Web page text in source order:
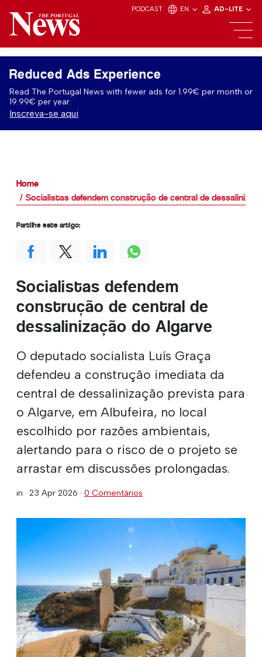
PODCAST EN AD-LITE
Reduced Ads Experience
Read The Portugal News with fewer ads for 1.99€ per month or
19.99€ per year.
Inscreva-se aqui
Home
Socialistas defendem construção de central de
Socialistas defendem
construção de central de
dessalinização do Algarve
O deputado socialista Luís Graça
defendeu a construção imediata da
central de dessalinização prevista para
o Algarve, em Albufeira, no local
escolhido por razões ambientais,
alertando para o risco de o projeto se
arrastar em discussões prolongadas.
in · 23 Apr 2026 · 0 Comentários
Partilhe este artigo: